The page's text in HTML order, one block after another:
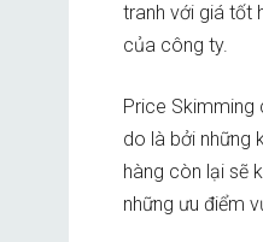
tranh với giá tốt
của công ty.
Price Skimming
do là bởi những
hàng còn lại sẽ
những ưu điểm